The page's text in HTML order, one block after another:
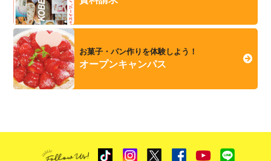
お菓子・パン作りを体験しよう！
オープンキャンパス